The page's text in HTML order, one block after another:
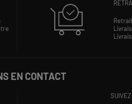
EN CONTACT